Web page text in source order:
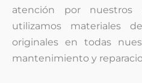
atención por nuestros
utilizamos materiales
originales en todas
mantenimiento y